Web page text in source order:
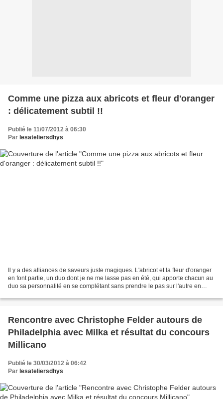
Comme une pizza aux abricots et fleur d'oranger
: délicatement subtil !!
Publié le 11/07/2012 à 06:30
Par lesateliersdhys
Il y a des alliances de saveurs juste magiques. L'abricot et la fleur d'oranger
en font partie, un duo dont je ne me lasse pas en été, qui apporte chacun au
duo sa personnalité en se complétant sans prendre le pas sur l'autre en
Rencontre avec Christophe Felder autours de
Philadelphia avec Milka et résultat du concours
Millicano
Publié le 30/03/2012 à 06:42
Par lesateliersdhys